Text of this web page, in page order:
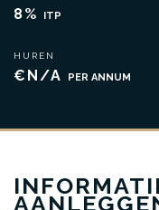
8% ITP
HUREN
€N/A PER ANNUM